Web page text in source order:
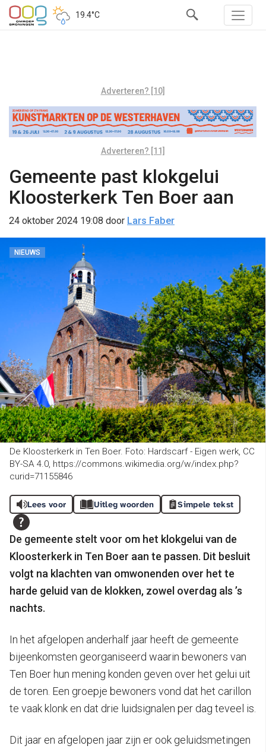
19.4°C
Adverteren? [10]
Adverteren? [11]
Gemeente past klokgelui
Kloosterkerk Ten Boer aan
24 oktober 2024 19:08 door Lars Faber
NIEUWS
De Kloosterkerk in Ten Boer. Foto: Hardscarf - Eigen werk, CC
BY-SA 4.0, https://commons.wikimedia.org/w/index.php?
curid=71155846
Lees voor Uitleg woorden Simpele tekst
De gemeente stelt voor om het klokgelui van de
Kloosterkerk in Ten Boer aan te passen. Dit besluit
volgt na klachten van omwonenden over het te
harde geluid van de klokken, zowel overdag als ’s
nachts.
In het afgelopen anderhalf jaar heeft de gemeente
bijeenkomsten georganiseerd waarin bewoners van
Ten Boer hun mening konden geven over het gelui uit
de toren. Een groepje bewoners vond dat het carillon
te vaak klonk en dat drie luidsignalen per dag teveel is.
Dit jaar en afgelopen jaar zijn er ook geluidsmetingen